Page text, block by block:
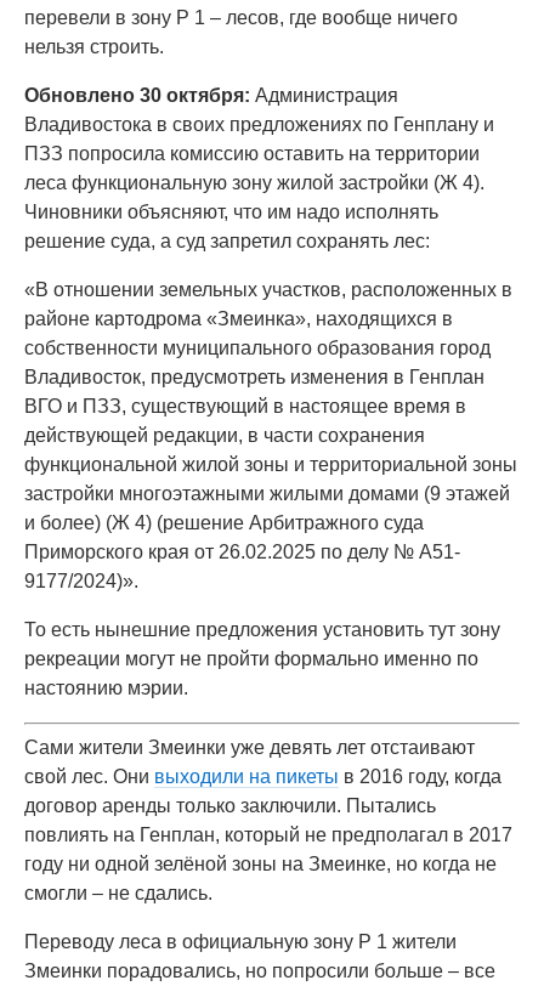
перевели в зону Р 1 – лесов, где вообще ничего
нельзя строить.
Обновлено 30 октября: Администрация
Владивостока в своих предложениях по Генплану и
ПЗЗ попросила комиссию оставить на территории
леса функциональную зону жилой застройки (Ж 4).
Чиновники объясняют, что им надо исполнять
решение суда, а суд запретил сохранять лес:
«В отношении земельных участков, расположенных в
районе картодрома «Змеинка», находящихся в
собственности муниципального образования город
Владивосток, предусмотреть изменения в Генплан
ВГО и ПЗЗ, существующий в настоящее время в
действующей редакции, в части сохранения
функциональной жилой зоны и территориальной зоны
застройки многоэтажными жилыми домами (9 этажей
и более) (Ж 4) (решение Арбитражного суда
Приморского края от 26.02.2025 по делу № А51-
9177/2024)».
То есть нынешние предложения установить тут зону
рекреации могут не пройти формально именно по
настоянию мэрии.
Сами жители Змеинки уже девять лет отстаивают
свой лес. Они выходили на пикеты в 2016 году, когда
договор аренды только заключили. Пытались
повлиять на Генплан, который не предполагал в 2017
году ни одной зелёной зоны на Змеинке, но когда не
смогли – не сдались.
Переводу леса в официальную зону Р 1 жители
Змеинки порадовались, но попросили больше – все